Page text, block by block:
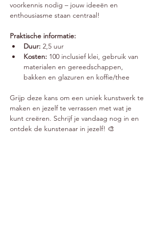
voorkennis nodig – jouw ideeën en
enthousiasme staan centraal!
Praktische informatie:
Duur: 2,5 uur
Kosten: 100 inclusief klei, gebruik van
materialen en gereedschappen,
bakken en glazuren en koffie/thee
Grijp deze kans om een uniek kunstwerk te
maken en jezelf te verrassen met wat je
kunt creëren. Schrijf je vandaag nog in en
ontdek de kunstenaar in jezelf! 🎨